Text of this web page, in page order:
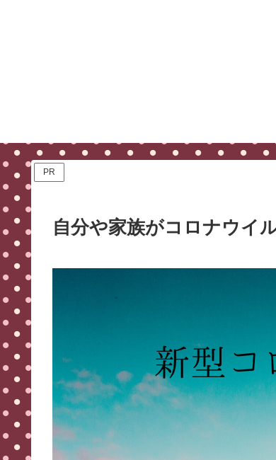
PR
自分や家族がコロナウイ